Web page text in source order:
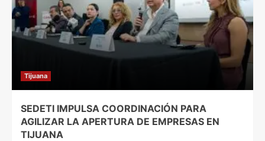
Tijuana
SEDETI IMPULSA COORDINACIÓN PARA
AGILIZAR LA APERTURA DE EMPRESAS EN
TIJUANA